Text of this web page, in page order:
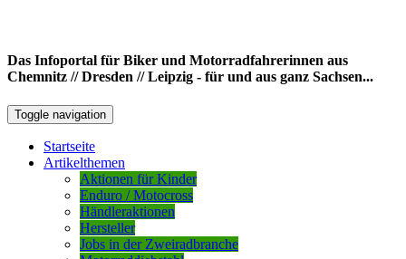
Das Infoportal für Biker und Motorradfahrerinnen aus
Chemnitz // Dresden // Leipzig - für und aus ganz Sachsen...
Toggle navigation
Startseite
Artikelthemen
Aktionen für Kinder
Enduro / Motocross
Händleraktionen
Hersteller
Jobs in der Zweiradbranche